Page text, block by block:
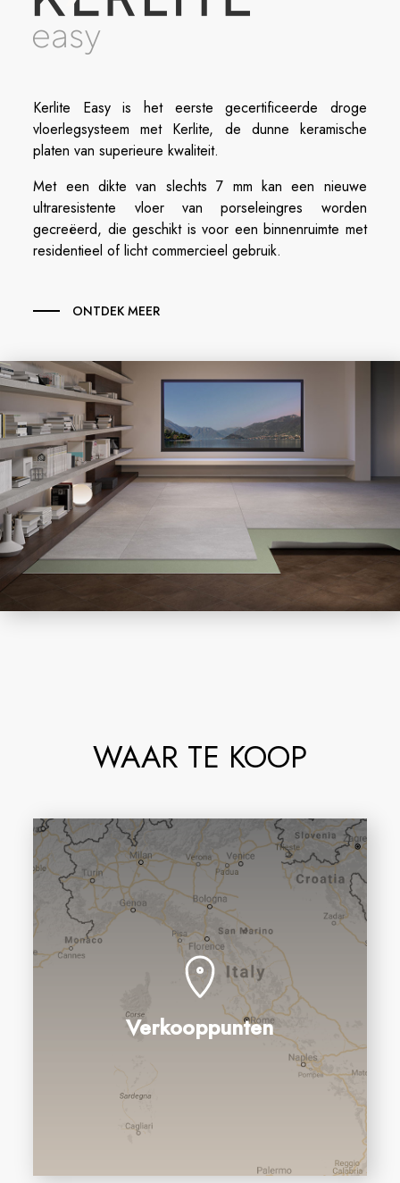
Kerlite Easy is het eerste gecertificeerde droge
vloerlegsysteem met Kerlite, de dunne keramische
platen van superieure kwaliteit.
Met een dikte van slechts 7 mm kan een nieuwe
ultraresistente vloer van porseleingres worden
gecreëerd, die geschikt is voor een binnenruimte met
residentieel of licht commercieel gebruik.
ONTDEK MEER
WAAR TE KOOP
Verkooppunten